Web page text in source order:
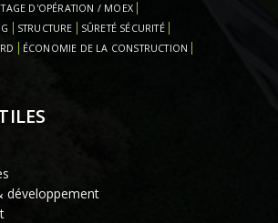
D'OPÉRATION / MOEX
STRUCTURE
SÛRETÉ SÉCURITÉ
ÉCONOMIE DE LA CONSTRUCTION
développement